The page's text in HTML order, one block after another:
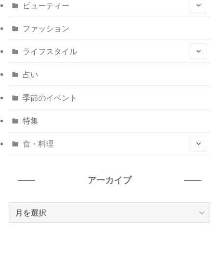
ビューティー
ファッション
ライフスタイル
占い
季節のイベント
特集
食・料理
アーカイブ